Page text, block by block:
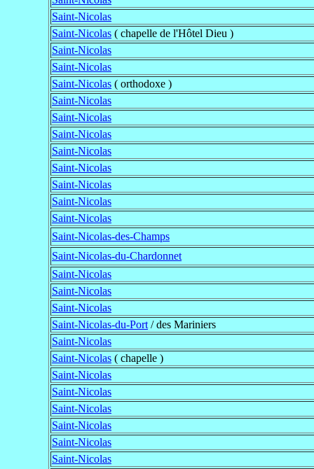
Saint-Nicolas
Saint-Nicolas ( chapelle de l'Hôtel Dieu )
Saint-Nicolas
Saint-Nicolas
Saint-Nicolas ( orthodoxe )
Saint-Nicolas
Saint-Nicolas
Saint-Nicolas
Saint-Nicolas
Saint-Nicolas
Saint-Nicolas
Saint-Nicolas
Saint-Nicolas
Saint-Nicolas-des-Champs
Saint-Nicolas-du-Chardonnet
Saint-Nicolas
Saint-Nicolas
Saint-Nicolas
Saint-Nicolas-du-Port / des Mariniers
Saint-Nicolas
Saint-Nicolas ( chapelle )
Saint-Nicolas
Saint-Nicolas
Saint-Nicolas
Saint-Nicolas
Saint-Nicolas
Saint-Nicolas